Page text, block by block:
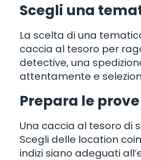
Scegli una
La scelta di una
caccia al tesoro per
detective, una
attentamente e
Prepara le
Una caccia al tesoro di
Scegli delle location
indizi siano adeguati